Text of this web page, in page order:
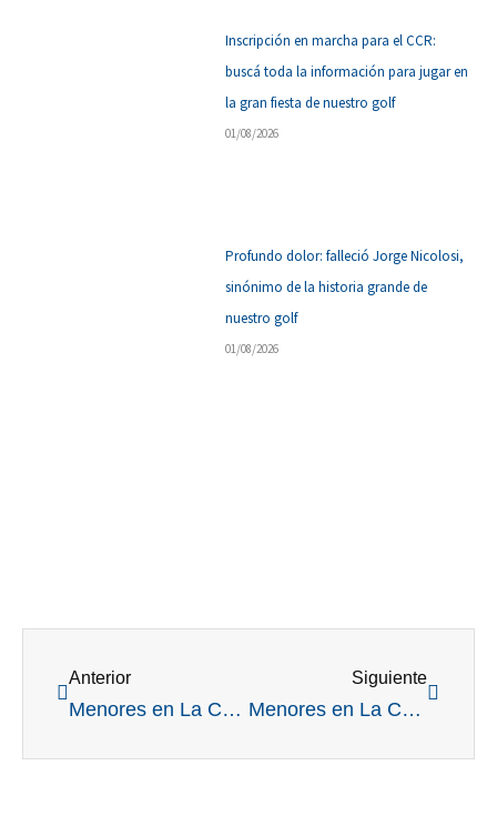
Inscripción en marcha para el CCR:
buscá toda la información para jugar en
la gran fiesta de nuestro golf
01/08/2026
Profundo dolor: falleció Jorge Nicolosi,
sinónimo de la historia grande de
nuestro golf
01/08/2026
Anterior
Menores en La Cumbre: primer día con los objetivos cumplidos y el foco puesto
Siguiente
Menores en La Cumbre: queda una vuelta para atacar y subirse a lo mas alto